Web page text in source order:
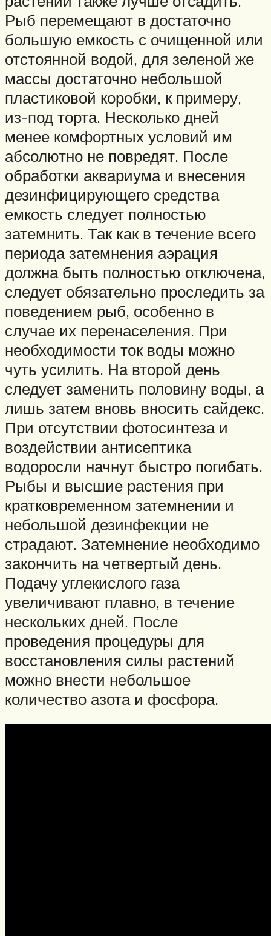
Рыб перемещают в достаточно
большую емкость с очищенной или
отстоянной водой, для зеленой же
массы достаточно небольшой
пластиковой коробки, к примеру,
из-под торта. Несколько дней
менее комфортных условий им
абсолютно не повредят. После
обработки аквариума и внесения
дезинфицирующего средства
емкость следует полностью
затемнить. Так как в течение всего
периода затемнения аэрация
должна быть полностью отключена,
следует обязательно проследить за
поведением рыб, особенно в
случае их перенаселения. При
необходимости ток воды можно
чуть усилить. На второй день
следует заменить половину воды, а
лишь затем вновь вносить сайдекс.
При отсутствии фотосинтеза и
воздействии антисептика
водоросли начнут быстро погибать.
Рыбы и высшие растения при
кратковременном затемнении и
небольшой дезинфекции не
страдают. Затемнение необходимо
закончить на четвертый день.
Подачу углекислого газа
увеличивают плавно, в течение
нескольких дней. После
проведения процедуры для
восстановления силы растений
можно внести небольшое
количество азота и фосфора.